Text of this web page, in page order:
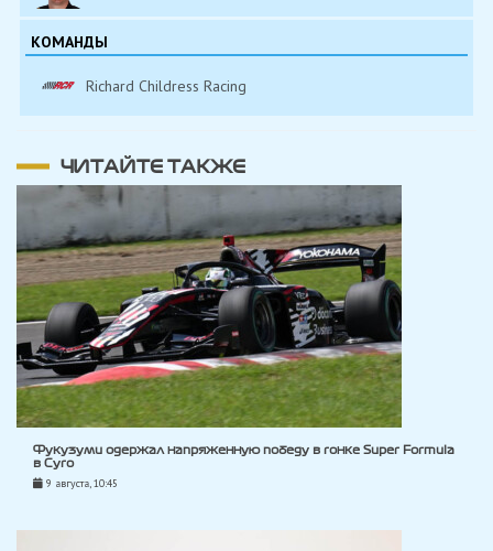
КОМАНДЫ
Richard Childress Racing
ЧИТАЙТЕ ТАКЖЕ
Фукузуми одержал напряженную победу в гонке Super Formula
в Суго
9 августа, 10:45